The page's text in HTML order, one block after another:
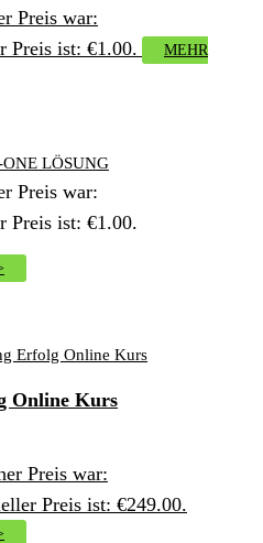
Preis war:
Preis ist: €1.00.
MEHR
LÖSUNG
Preis war:
Preis ist: €1.00.
Online Kurs
Preis war:
Preis ist: €249.00.